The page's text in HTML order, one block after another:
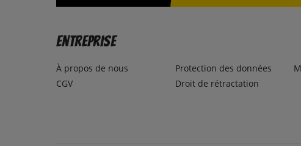
Entreprise
À propos de nous
CGV
Protection des données
Droit de rétractation